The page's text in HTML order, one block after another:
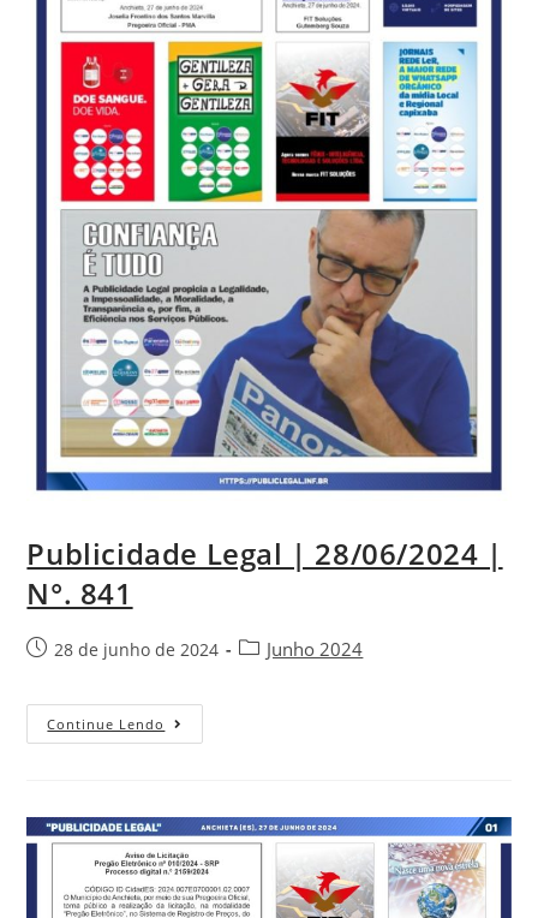
Publicidade Legal | 28/06/2024 |
N°. 841
28 de junho de 2024 Junho 2024
Continue Lendo